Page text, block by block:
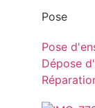
Pose
Pose
Dépose